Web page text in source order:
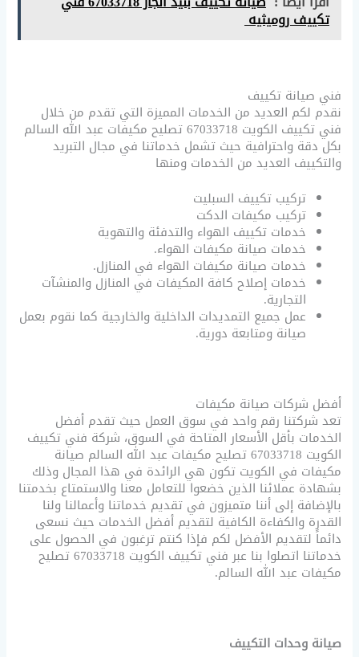
تكييف روميثيه
فني صيانة تكييف
نقدم لكم العديد من الخدمات المميزة التي تقدم من خلال
فني تكييف الكويت 67033718 تصليح مكيفات عبد الله السالم
بكل دقة واحترافية حيث تشمل خدماتنا في مجال التبريد
والتكييف العديد من الخدمات ومنها
تركيب تكييف السبليت
تركيب مكيفات الدكت
خدمات تكييف الهواء والتدفئة والتهوية
خدمات صيانة مكيفات الهواء.
خدمات صيانة مكيفات الهواء في المنازل.
خدمات إصلاح كافة المكيفات في المنازل والمنشآت
التجارية.
عمل جميع التمديدات الداخلية والخارجية كما نقوم بعمل
صيانة ومتابعة دورية.
أفضل شركات صيانة مكيفات
تعد شركتنا رقم واحد في سوق العمل حيث تقدم أفضل
الخدمات بأقل الأسعار المتاحة في السوق، شركة فني تكييف
الكويت 67033718 تصليح مكيفات عبد الله السالم صيانة
مكيفات في الكويت تكون هي الرائدة في هذا المجال وذلك
بشهادة عملائنا الذين خضعوا للتعامل معنا والاستمتاع بخدمتنا
بالإضافة إلى أننا متميزون في تقديم خدماتنا وأعمالنا ولنا
القدرة والكفاءة الكافية لتقديم أفضل الخدمات حيث نسعى
دائماً لتقديم الأفضل لكم فإذا كنتم ترغبون في الحصول على
خدماتنا اتصلوا بنا عبر فني تكييف الكويت 67033718 تصليح
مكيفات عبد الله السالم.
صيانة وحدات التكييف